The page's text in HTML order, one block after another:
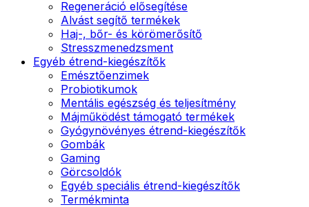
Regeneráció elősegítése
Alvást segítő termékek
Haj-, bőr- és körömerősítő
Stresszmenedzsment
Egyéb étrend-kiegészítők
Emésztőenzimek
Probiotikumok
Mentális egészség és teljesítmény
Májműködést támogató termékek
Gyógynövényes étrend-kiegészítők
Gombák
Gaming
Görcsoldók
Egyéb speciális étrend-kiegészítők
Termékminta